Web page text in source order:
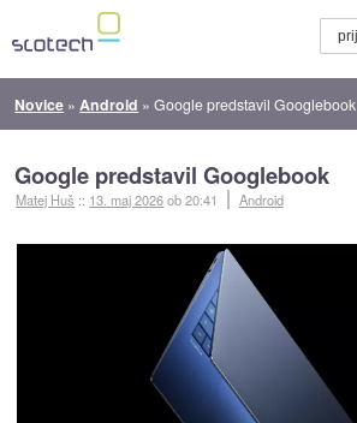
Novice » Android »Google predstavil Googlebook
Google predstavil Googlebook
Matej Huš :: 13. maj 2026ob 20:41 Android